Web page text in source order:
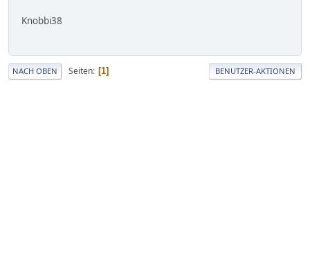
Knobbi38
NACH OBEN Seiten 1 BENUTZER-AKTIONEN